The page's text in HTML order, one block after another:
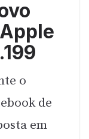
o
de
em